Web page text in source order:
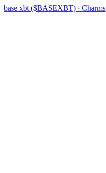
base xbt ($BASEXBT) · Charms